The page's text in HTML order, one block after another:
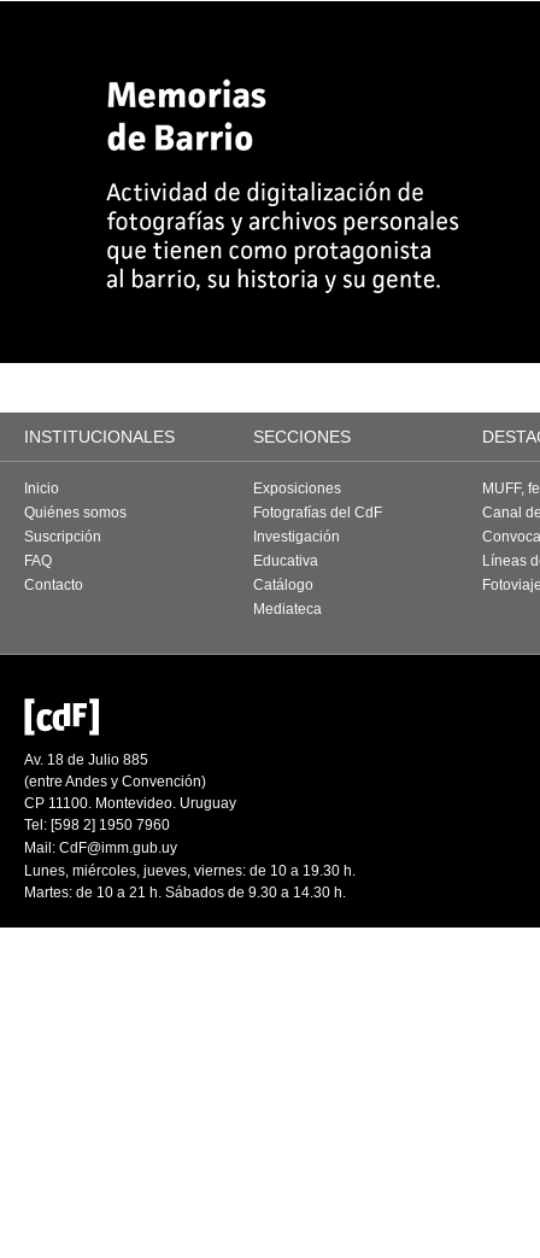
INSTITUCIONALES SECCIONES
Inicio
Quiénes somos
Suscripción
FAQ
Contacto
Exposiciones
Fotografías del CdF
Investigación
Educativa
Catálogo
Mediateca
MUFF,
Canal
Líneas
Av. 18 de Julio 885
(entre Andes y Convención)
CP 11100. Montevideo. Uruguay
Tel: [598 2] 1950 7960
Mail: CdF@imm.gub.uy
Lunes, miércoles, jueves, viernes: de 10 a 19.30 h.
Martes: de 10 a 21 h. Sábados de 9.30 a 14.30 h.